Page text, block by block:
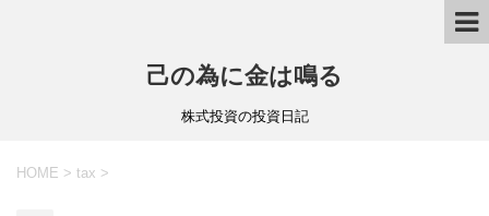
己の為に金は鳴る
株式投資の投資日記
HOME > tax >